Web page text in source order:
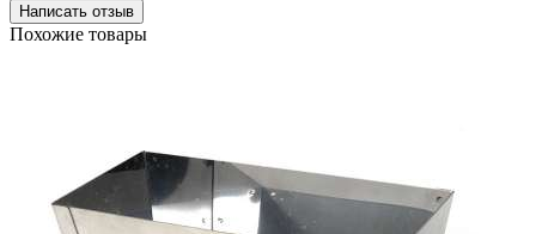
Написать отзыв
Похожие товары